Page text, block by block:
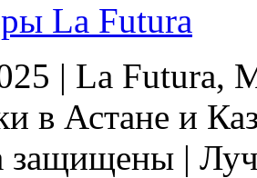
La Futura
| La Futura,
в Астане и
защищены |